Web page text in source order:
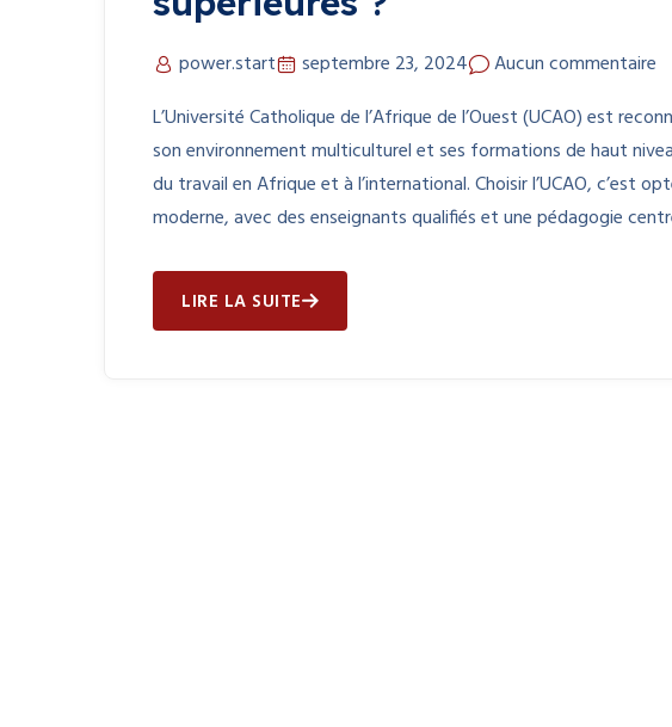
power.start septembre 23, 2024
Aucun commentaire
L’Université Catholique de l’Afrique de l’Ouest (UCAO) est
son environnement multiculturel et ses formations de haut
du travail en Afrique et à l’international. Choisir l’UCAO, c’est
moderne, avec des enseignants qualifiés et une pédagogie
LIRE LA SUITE